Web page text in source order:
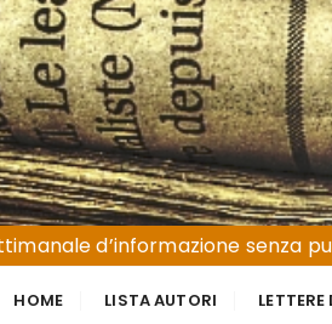
d’informazione senza
HOME LISTA AUTORI